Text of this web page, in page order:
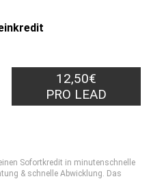
12,50€
PRO LEAD
Sofortkredit in minutenschnelle
& schnelle Abwicklung. Das